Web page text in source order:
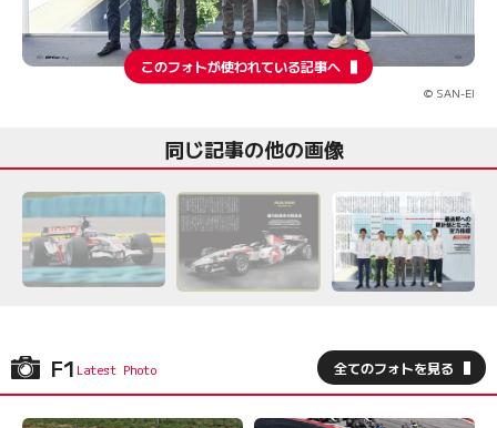
このフォトが使われている記事へ
© SAN-EI
同じ記事の他の画像
F1 全てのフォトを見る